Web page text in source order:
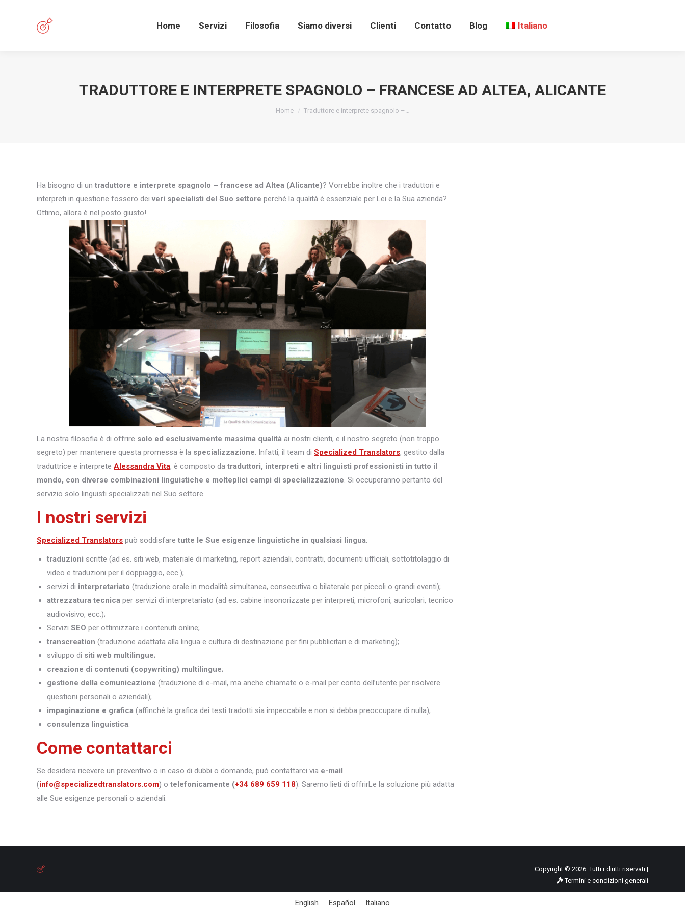
Home Servizi Filosofia Siamo diversi Clienti Contatto Blog Italiano
TRADUTTORE E INTERPRETE SPAGNOLO – FRANCESE AD ALTEA, ALICANTE
You are here:
Home Traduttore e interprete spagnolo –…
Ha bisogno di un traduttore e interprete spagnolo – francese ad Altea (Alicante)? Vorrebbe inoltre che i traduttori e
interpreti in questione fossero dei veri specialisti del Suo settore perché la qualità è essenziale per Lei e la Sua azienda?
Ottimo, allora è nel posto giusto!
La nostra filosofia è di offrire solo ed esclusivamente massima qualità ai nostri clienti, e il nostro segreto (non troppo
segreto) per mantenere questa promessa è la specializzazione . Infatti, il team di Specialized Translators, gestito dalla
traduttrice e interprete Alessandra Vita, è composto da traduttori, interpreti e altri linguisti professionisti in tutto il
mondo, con diverse combinazioni linguistiche e molteplici campi di specializzazione . Si occuperanno pertanto del
servizio solo linguisti specializzati nel Suo settore.
I nostri servizi
Specialized Translators può soddisfare tutte le Sue esigenze linguistiche in qualsiasi lingua:
traduzioni scritte (ad es. siti web, materiale di marketing, report aziendali, contratti, documenti ufficiali, sottotitolaggio di
video e traduzioni per il doppiaggio, ecc.);
servizi di interpretariato (traduzione orale in modalità simultanea, consecutiva o bilaterale per piccoli o grandi eventi);
attrezzatura tecnica per servizi di interpretariato (ad es. cabine insonorizzate per interpreti, microfoni, auricolari, tecnico
audiovisivo, ecc.);
Servizi SEO per ottimizzare i contenuti online;
transcreation (traduzione adattata alla lingua e cultura di destinazione per fini pubblicitari e di marketing);
sviluppo di siti web multilingue;
creazione di contenuti (copywriting) multilingue;
gestione della comunicazione (traduzione di e-mail, ma anche chiamate o e-mail per conto dell’utente per risolvere
questioni personali o aziendali);
impaginazione e grafica (affinché la grafica dei testi tradotti sia impeccabile e non si debba preoccupare di nulla);
consulenza linguistica
Come contattarci
Se desidera ricevere un preventivo o in caso di dubbi o domande, può contattarci via e-mail
(info@specializedtranslators.com) o telefonicamente (+34 689 659 118). Saremo lieti di offrirLe la soluzione più adatta
alle Sue esigenze personali o aziendali.
Copyright © 2026. Tutti i diritti riservati |
Termini e condizioni generali
English Español Italiano